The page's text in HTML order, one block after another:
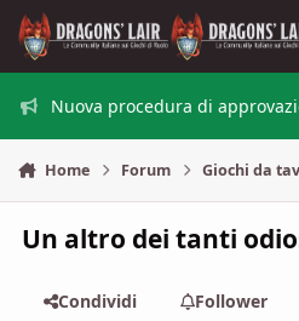
Vai al contenuto
Nuova procedura di
Home Forum Giochi da
Un altro dei tanti
Condividi
Follower